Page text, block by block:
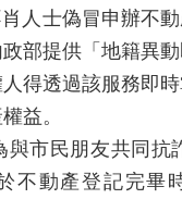
士偽冒申辦不動
部提供「地籍異動
得透過該服務即
益。
民朋友共同抗
不動產登記完畢